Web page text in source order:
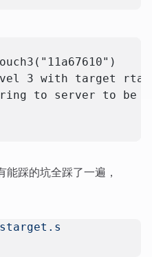
3 with target
to server to be
能踩的坑全踩了一遍，